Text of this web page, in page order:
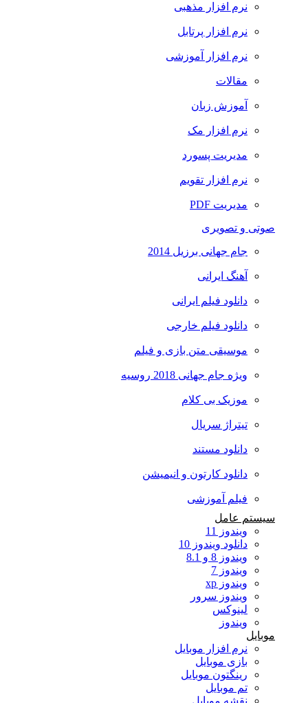
نرم افزار مذهبی
نرم افزار پرتابل
نرم افزار آموزشی
مقالات
آموزش زبان
نرم افزار مک
مدیریت پسورد
نرم افزار تقویم
مدیریت PDF
صوتی و تصویری
جام جهانی برزیل 2014
آهنگ ایرانی
دانلود فیلم ایرانی
دانلود فیلم خارجی
موسیقی متن بازی و فیلم
ویژه جام جهانی 2018 روسیه
موزیک بی کلام
تیتراژ سریال
دانلود مستند
دانلود کارتون و انیمیشن
فیلم آموزشی
سیستم عامل
ویندوز 11
دانلود ویندوز 10
ویندوز 8 و 8.1
ویندوز 7
ویندوز xp
ویندوز سرور
لینوکس
ویندوز
موبایل
نرم افزار موبایل
بازی موبایل
رینگتون موبایل
تم موبایل
نقشه موبایل